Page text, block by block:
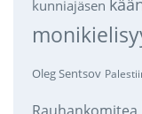
kunniajäsen
Oleg Sentsov